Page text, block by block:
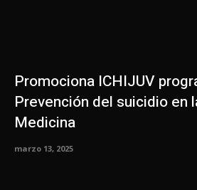
Promociona ICHIJUV
Prevención del suicidio en
Medicina
marzo 13, 2025